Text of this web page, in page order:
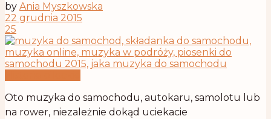
by Ania Myszkowska
22 grudnia 2015
25
Oto muzyka do samochodu, autokaru, samolotu lub
na rower, niezależnie dokąd uciekacie